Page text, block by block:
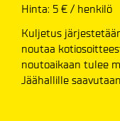
Hinta: 5 € / henkilö
Kuljetus
noutaa
noutoaikaan tulee
Jäähallille